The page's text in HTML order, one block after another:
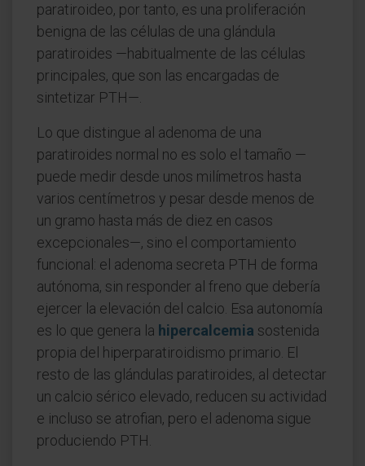
paratiroideo, por tanto, es una proliferación
benigna de las células de una glándula
paratiroides —habitualmente de las células
principales, que son las encargadas de
sintetizar PTH—.
Lo que distingue al adenoma de una
paratiroides normal no es solo el tamaño —
puede medir desde unos milímetros hasta
varios centímetros y pesar desde menos de
un gramo hasta más de diez en casos
excepcionales—, sino el comportamiento
funcional: el adenoma secreta PTH de forma
autónoma, sin responder al freno que debería
ejercer la elevación del calcio. Esa autonomía
es lo que genera la hipercalcemia sostenida
propia del hiperparatiroidismo primario. El
resto de las glándulas paratiroides, al detectar
un calcio sérico elevado, reducen su actividad
e incluso se atrofian, pero el adenoma sigue
produciendo PTH.